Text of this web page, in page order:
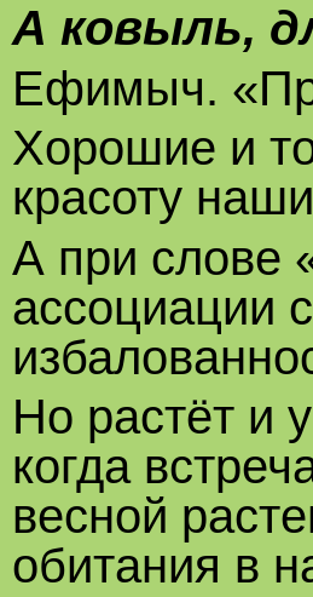
А ковыль,
Ефимыч.
Хорошие и
красоту
А при слове
ассоциации
Но растёт и
когда
весной
обитания в